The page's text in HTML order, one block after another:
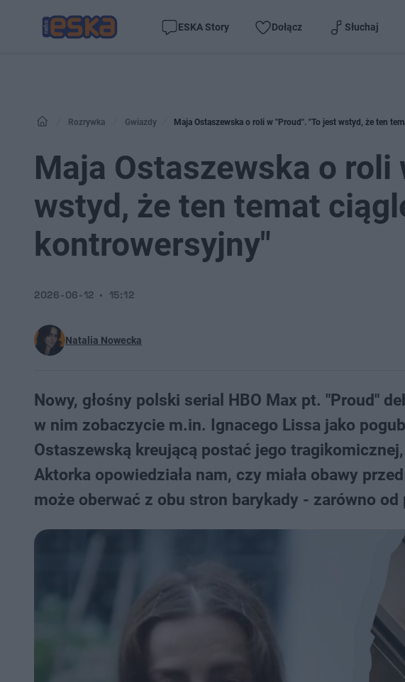
ESKA Story Dołącz Słuchaj
Rozrywka Gwiazdy Maja Ostaszewska o roli w "Proud". "To jest wstyd, że ten
Maja Ostaszewska o roli
wstyd, że ten temat
kontrowersyjny"
Natalia Nowecka
2026-06-12 15:12
Nowy, głośny polski serial HBO Max pt. "Proud"
w nim zobaczycie m.in. Ignacego Lissa jako
Ostaszewską kreującą postać jego
Aktorka opowiedziała nam, czy miała obawy
może oberwać z obu stron barykady - zarówno od